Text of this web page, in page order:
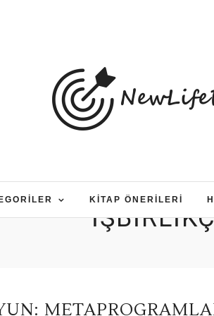
KITAP ÖNERILERI